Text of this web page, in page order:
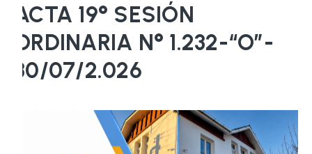
ACTA 19° SESIÓN
ORDINARIA N° 1.232-“O”-
30/07/2.026